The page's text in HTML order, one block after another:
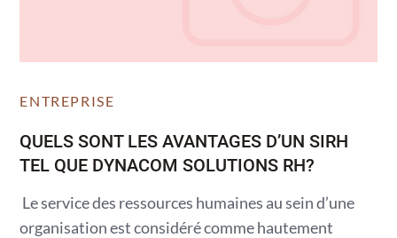
ENTREPRISE
QUELS SONT LES AVANTAGES D’UN SIRH
TEL QUE DYNACOM SOLUTIONS RH?
Le service des ressources humaines au sein d’une
organisation est considéré comme hautement